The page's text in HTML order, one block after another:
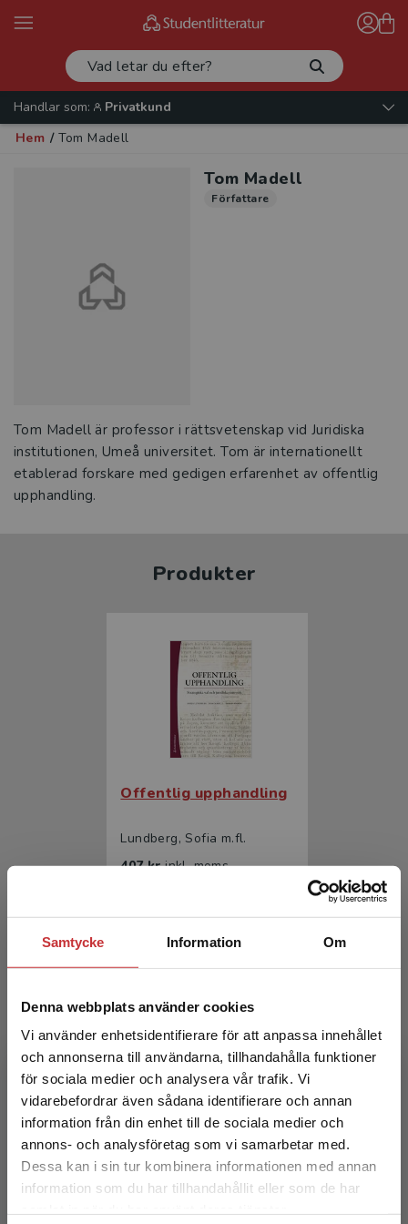
Samtycke Information Om
Denna webbplats använder cookies
Vi använder enhetsidentifierare för att anpassa innehållet
och annonserna till användarna, tillhandahålla funktioner
för sociala medier och analysera vår trafik. Vi
vidarebefordrar även sådana identifierare och annan
information från din enhet till de sociala medier och
annons- och analysföretag som vi samarbetar med.
Dessa kan i sin tur kombinera informationen med annan
information som du har tillhandahållit eller som de har
Begränsad fraktregion
Det verkar som att du besöker
studentlitteratur.se via en enhet utanför Sverige.
Handlar som:
Privatkund
Hem / Tom Madell
Tom Madell
Författare
Tom Madell är professor i rättsvetenskap vid Juridiska
institutionen, Umeå universitet. Tom är internationellt
etablerad forskare med gedigen erfarenhet av offentlig
upphandling.
Produkter
Offentlig upphandling
Lundberg, Sofia m.fl.
407 krinkl. moms
Offentlig upphandling
Lundberg, Sofia m.fl.
252 krinkl. moms
Exkl. moms: 238 kr